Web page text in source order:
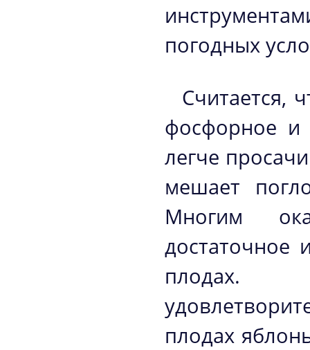
погодных
Считается,
фосфорное и
легче
мешает
Многим
достаточное
плодах.
плодах